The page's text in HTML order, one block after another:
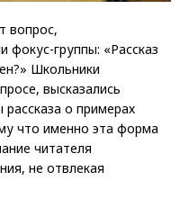
вопрос,
фокус-группы: «Рассказ
Школьники
высказались
о примерах
что именно эта форма
читателя
не отвлекая